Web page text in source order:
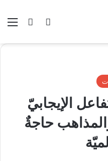
بحثالوضع
الإيجابيّ
والمذاهب حاجةٌ